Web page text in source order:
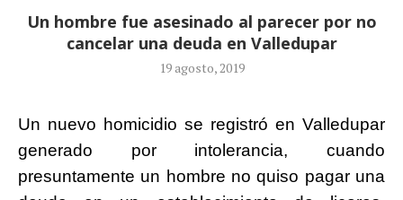
Un hombre fue asesinado al parecer por no
cancelar una deuda en Valledupar
19 agosto, 2019
Un nuevo homicidio se registró en Valledupar
generado por intolerancia, cuando
presuntamente un hombre no quiso pagar una